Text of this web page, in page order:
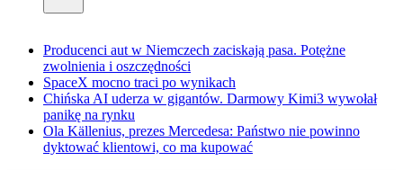
Producenci aut w Niemczech zaciskają pasa. Potężne
zwolnienia i oszczędności
SpaceX mocno traci po wynikach
Chińska AI uderza w gigantów. Darmowy Kimi3 wywołał
panikę na rynku
Ola Källenius, prezes Mercedesa: Państwo nie powinno
dyktować klientowi, co ma kupować